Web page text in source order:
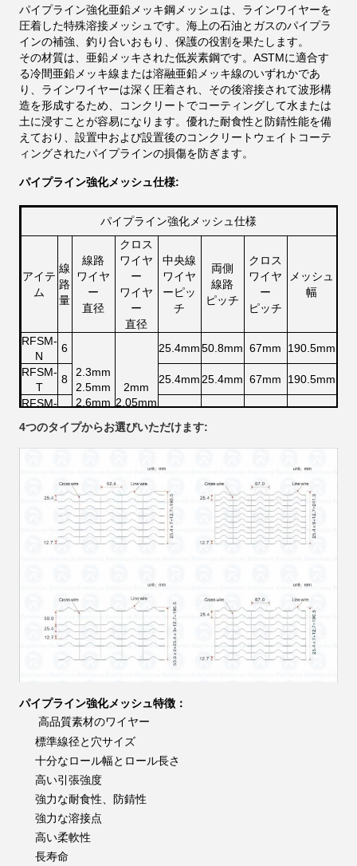
パイプライン強化亜鉛メッキ鋼メッシュは、ラインワイヤーを
圧着した特殊溶接メッシュです。海上の石油とガスのパイプラ
インの補強、釣り合いおもり、保護の役割を果たします。
その材質は、亜鉛メッキされた低炭素鋼です。ASTMに適合す
る冷間亜鉛メッキ線または溶融亜鉛メッキ線のいずれかであ
り、ラインワイヤーは深く圧着され、その後溶接されて波形構
造を形成するため、コンクリートでコーティングして水または
土に浸すことが容易になります。優れた耐食性と防錆性能を備
えており、設置中および設置後のコンクリートウェイトコーテ
ィングされたパイプラインの損傷を防ぎます。
パイプライン強化メッシュ仕様:
パイプライン強化メッシュ仕様
アイテ
ム
線
路
量
線路
ワイヤ
ー
直径
クロス
ワイヤ
ー
ワイヤ
ー
直径
中央線
ワイヤ
ーピッ
チ
両側
線路
ピッチ
クロス
ワイヤ
ー
ピッチ
メッシュ
幅
RFSM-
N
6
2.3mm
2.5mm
2.6mm
2mm
2.05mm
25.4mm50.8mm 67mm
190.5mm
RFSM-
T
8 25.4mm 25.4mm 67mm
190.5mm
RFSM-
8 25.4mm25.4mm92.4mm190.5mm
RFSM-
W
4つのタイプからお選びいただけます:
パイプライン強化メッシュ特徴：
高品質素材のワイヤー
標準線径と穴サイズ
十分なロール幅とロール長さ
高い引張強度
強力な耐食性、防錆性
強力な溶接点
高い柔軟性
長寿命